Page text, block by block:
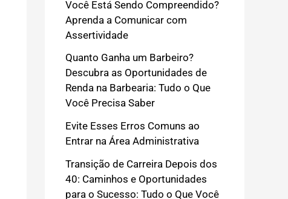
Você Está Sendo Compreendido?
Aprenda a Comunicar com
Assertividade
Quanto Ganha um Barbeiro?
Descubra as Oportunidades de
Renda na Barbearia: Tudo o Que
Você Precisa Saber
Evite Esses Erros Comuns ao
Entrar na Área Administrativa
Transição de Carreira Depois dos
40: Caminhos e Oportunidades
para o Sucesso: Tudo o Que Você